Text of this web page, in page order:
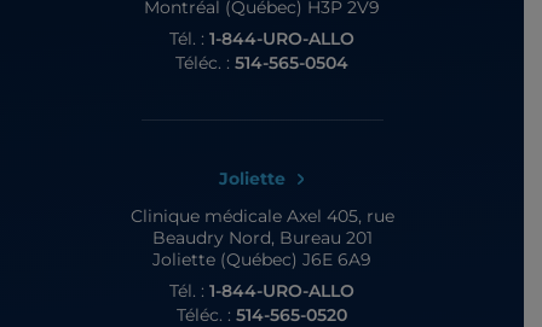
Montréal (Québec) H3P 2V9
Tél. : 1-844-URO-ALLO
Téléc. : 514-565-0504
Joliette
Clinique médicale Axel 405, rue
Beaudry Nord, Bureau 201
Joliette (Québec) J6E 6A9
Tél. : 1-844-URO-ALLO
Téléc. : 514-565-0520